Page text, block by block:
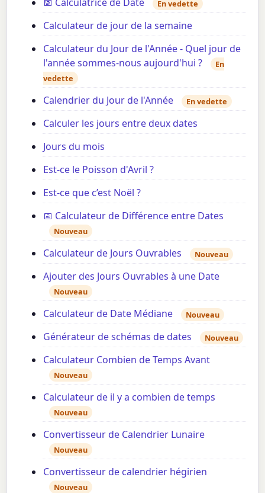
📅 Calculatrice de Date En vedette
Calculateur de jour de la semaine
Calculateur du Jour de l'Année - Quel jour de
l'année sommes-nous aujourd'hui ?
En
vedette
Calendrier du Jour de l'Année En vedette
Calculer les jours entre deux dates
Jours du mois
Est-ce le Poisson d'Avril ?
Est-ce que c’est Noël ?
📅 Calculateur de Différence entre Dates
Nouveau
Calculateur de Jours Ouvrables Nouveau
Ajouter des Jours Ouvrables à une Date
Nouveau
Calculateur de Date Médiane Nouveau
Générateur de schémas de dates Nouveau
Calculateur Combien de Temps Avant
Nouveau
Calculateur de il y a combien de temps
Nouveau
Convertisseur de Calendrier Lunaire
Nouveau
Convertisseur de calendrier hégirien
Nouveau